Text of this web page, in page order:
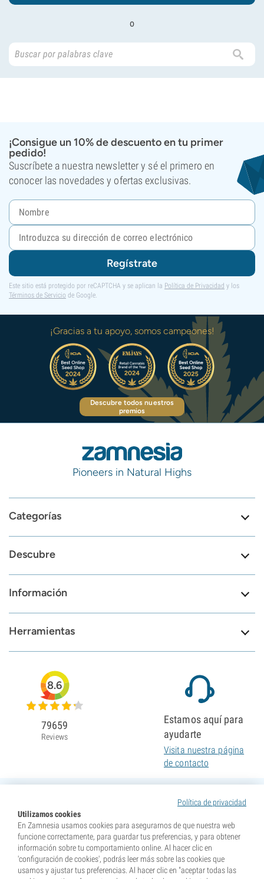
o
¡Consigue un 10% de descuento en tu primer
pedido!
Suscríbete a nuestra newsletter y sé el primero en
conocer las novedades y ofertas exclusivas.
Regístrate
Este sitio está protegido por reCAPTCHA y se aplican la Política de Privacidad y los
Términos de Servicio de Google.
¡Gracias a tu apoyo, somos campeones!
Descubre todos nuestros
premios
Pioneers in Natural Highs
Categorías
Descubre
Información
Herramientas
Política de privacidad
Utilizamos cookies
En Zamnesia usamos cookies para asegurarnos de que nuestra web
funcione correctamente, para guardar tus preferencias, y para obtener
información sobre tu comportamiento online. Al hacer clic en
'configuración de cookies', podrás leer más sobre las cookies que
usamos y ajustar tus preferencias. Al hacer clic en "aceptar todas las
8.6
79659
Reviews
Estamos aquí para
ayudarte
Visita nuestra página
de contacto